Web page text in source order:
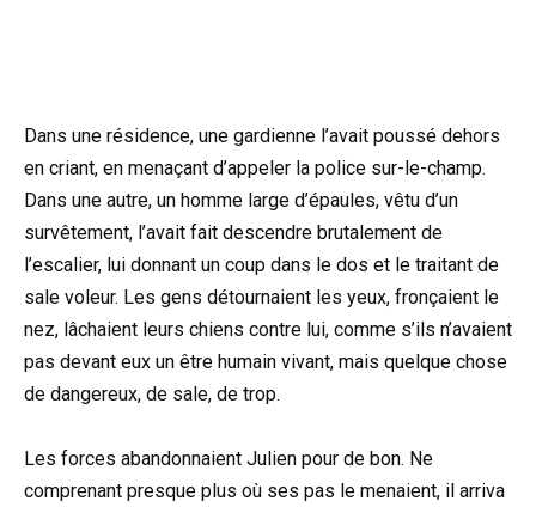
Dans une résidence, une gardienne l’avait poussé dehors
en criant, en menaçant d’appeler la police sur-le-champ.
Dans une autre, un homme large d’épaules, vêtu d’un
survêtement, l’avait fait descendre brutalement de
l’escalier, lui donnant un coup dans le dos et le traitant de
sale voleur. Les gens détournaient les yeux, fronçaient le
nez, lâchaient leurs chiens contre lui, comme s’ils n’avaient
pas devant eux un être humain vivant, mais quelque chose
de dangereux, de sale, de trop.
Les forces abandonnaient Julien pour de bon. Ne
comprenant presque plus où ses pas le menaient, il arriva